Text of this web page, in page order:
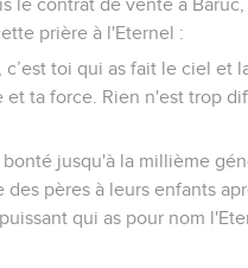
le contrat de vente à
prière à l'Eternel :
c’est toi qui as fait le ciel et
et ta force. Rien n'est trop
jusqu'à la millième
des pères à leurs enfants
qui as pour nom